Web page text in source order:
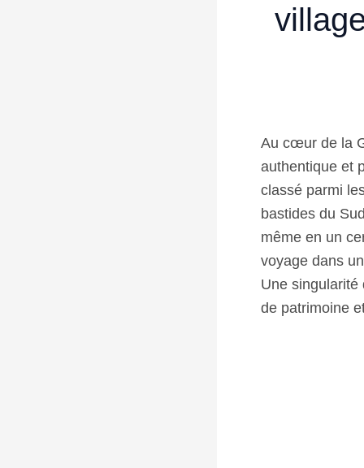
Au cœur de la
authentique et
classé parmi
bastides du
même en un
voyage dans
Une singularité
de patrimoine